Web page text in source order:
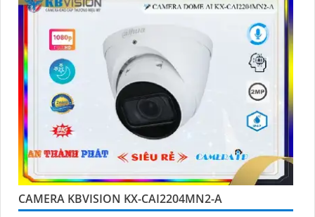
CAMERA KBVISION KX-CAI2204MN2-A